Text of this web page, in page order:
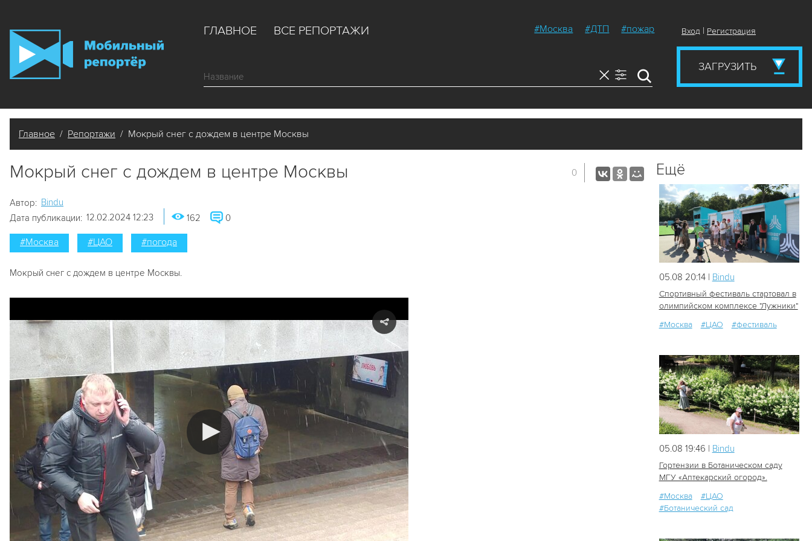
ГЛАВНОЕ ВСЕ РЕПОРТАЖИ #Москва #ДТП #пожар Вход | Регистрация
ЗАГРУЗИТЬ
Главное / Репортажи / Мокрый снег с дождем в центре Москвы
Мокрый снег с дождем в центре Москвы 0
Автор: Bindu
Дата публикации: 12.02.2024 12:23 162 0
#Москва #ЦАО #погода
Мокрый снег с дождем в центре Москвы.
Ещё
24
05.08 20:14 | Bindu
Спортивный фестиваль стартовал в
олимпийском комплексе "Лужники"
#Москва
#ЦАО #фестиваль
05.08 19:46 | Bindu
Гортензии в Ботаническом саду
МГУ «Аптекарский огород».
#Москва
#ЦАО
#Ботанический сад